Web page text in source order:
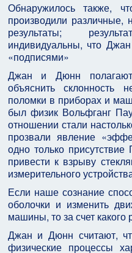
Обнаружилось также,
производили различные,
результаты;
индивидуальны, что
«подписями»
Джан и Дюнн
объяснить склонность
поломки в приборах и
был физик Вольфганг
отношении стали
прозвали явление
одно только
привести к взрыву
измерительного
Если наше сознание
оболочки и изменить
машины, то за счет какого
Джан и Дюнн считают,
физические процессы